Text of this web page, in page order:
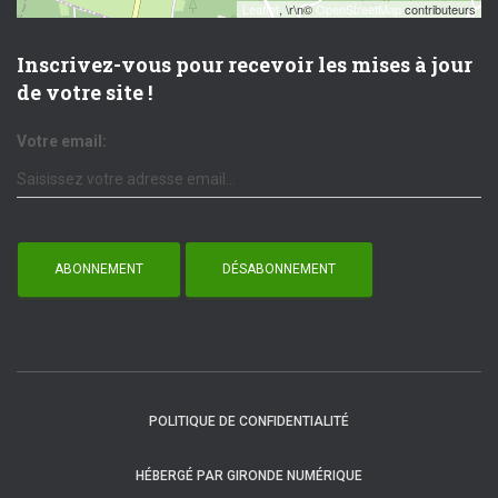
Leaflet, \r\n©OpenStreetMap contributeurs
Inscrivez-vous pour recevoir les mises à jour
de votre site !
Votre email:
POLITIQUE DE CONFIDENTIALITÉ
HÉBERGÉ PAR GIRONDE NUMÉRIQUE